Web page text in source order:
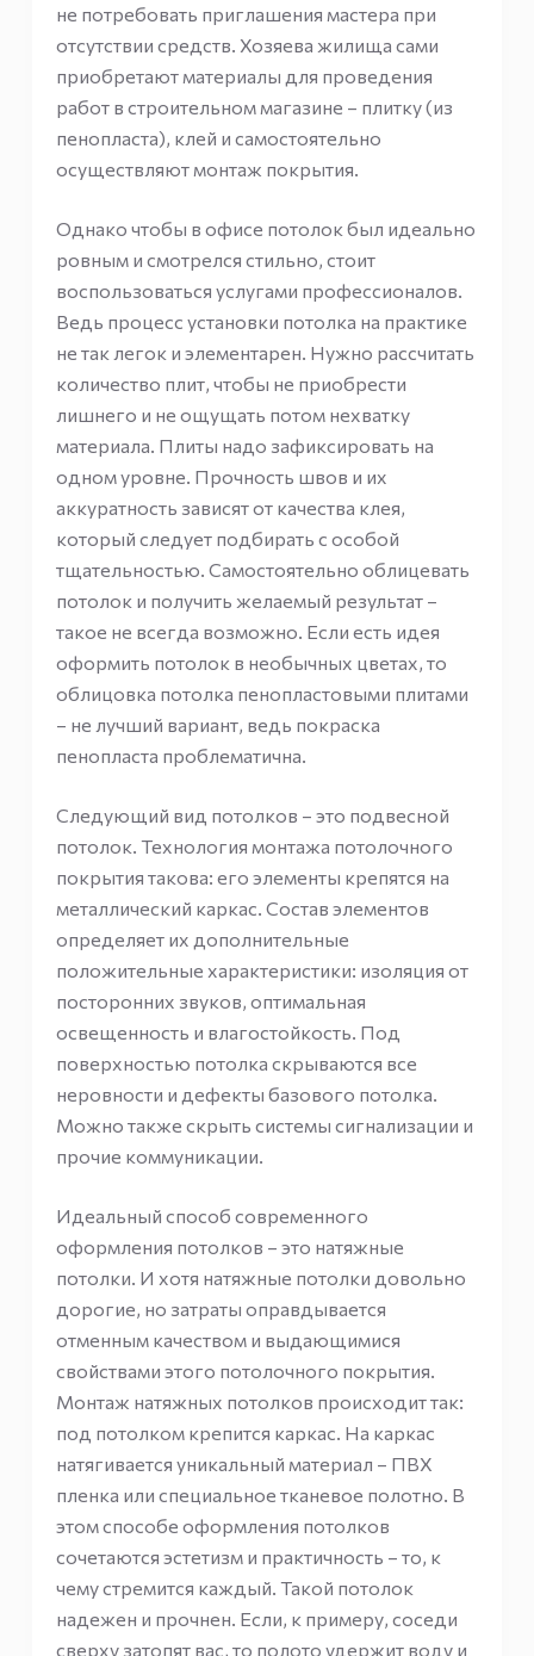
не потребовать приглашения мастера при
отсутствии средств. Хозяева жилища сами
приобретают материалы для проведения
работ в строительном магазине – плитку (из
пенопласта), клей и самостоятельно
осуществляют монтаж покрытия.
Однако чтобы в офисе потолок был идеально
ровным и смотрелся стильно, стоит
воспользоваться услугами профессионалов.
Ведь процесс установки потолка на практике
не так легок и элементарен. Нужно рассчитать
количество плит, чтобы не приобрести
лишнего и не ощущать потом нехватку
материала. Плиты надо зафиксировать на
одном уровне. Прочность швов и их
аккуратность зависят от качества клея,
который следует подбирать с особой
тщательностью. Самостоятельно облицевать
потолок и получить желаемый результат –
такое не всегда возможно. Если есть идея
оформить потолок в необычных цветах, то
облицовка потолка пенопластовыми плитами
– не лучший вариант, ведь покраска
пенопласта проблематична.
Следующий вид потолков – это подвесной
потолок. Технология монтажа потолочного
покрытия такова: его элементы крепятся на
металлический каркас. Состав элементов
определяет их дополнительные
положительные характеристики: изоляция от
посторонних звуков, оптимальная
освещенность и влагостойкость. Под
поверхностью потолка скрываются все
неровности и дефекты базового потолка.
Можно также скрыть системы сигнализации и
прочие коммуникации.
Идеальный способ современного
оформления потолков – это натяжные
потолки. И хотя натяжные потолки довольно
дорогие, но затраты оправдывается
отменным качеством и выдающимися
свойствами этого потолочного покрытия.
Монтаж натяжных потолков происходит так:
под потолком крепится каркас. На каркас
натягивается уникальный материал – ПВХ
пленка или специальное тканевое полотно. В
этом способе оформления потолков
сочетаются эстетизм и практичность – то, к
чему стремится каждый. Такой потолок
надежен и прочнен. Если, к примеру, соседи
сверху затопят вас, то полото удержит воду и